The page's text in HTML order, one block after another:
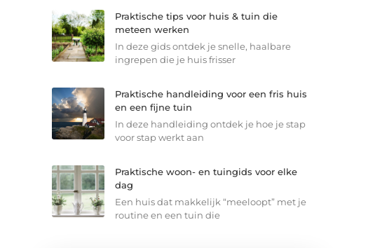
Praktische tips voor huis & tuin die
meteen werken
In deze gids ontdek je snelle, haalbare
ingrepen die je huis frisser
Praktische handleiding voor een fris huis
en een fijne tuin
In deze handleiding ontdek je hoe je stap
voor stap werkt aan
Praktische woon- en tuingids voor elke
dag
Een huis dat makkelijk “meeloopt” met je
routine en een tuin die